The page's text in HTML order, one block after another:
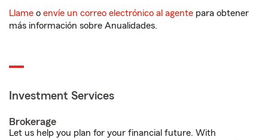
Llame o envíe un correo electrónico al agente para obtener
más información sobre Anualidades.
Investment Services
Brokerage
Let us help you plan for your financial future. With